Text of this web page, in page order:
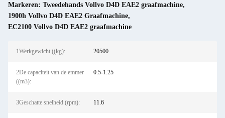
Markeren: Tweedehands Vollvo D4D EAE2 graafmachine,
1900h Vollvo D4D EAE2 Graafmachine,
EC2100 Vollvo D4D EAE2 graafmachine
1Werkgewicht ((kg): 20500
2De capaciteit van de emmer
((m3):
0.5-1.25
3Geschatte snelheid (rpm): 11.6